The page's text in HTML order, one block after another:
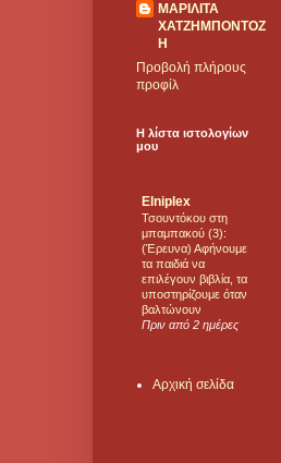
ΜΑΡΙΛΙΤΑ
ΧΑΤΖΗΜΠΟΝΤΟΖ
Η
Προβολή πλήρους
προφίλ
Η λίστα ιστολογίων
μου
Elniplex
Τσουντόκου στη
μπαμπακού (3):
(Έρευνα) Αφήνουμε
τα παιδιά να
επιλέγουν βιβλία, τα
υποστηρίζουμε όταν
βαλτώνουν
Πριν από 2 ημέρες
Αρχική σελίδα